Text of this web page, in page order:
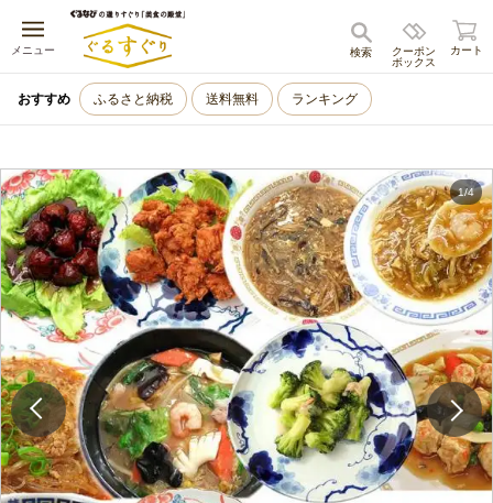
メニュー
キャンセル
クーポン
ボックス
検索 カート
おすすめ ふるさと納税 送料無料 ランキング
1/4